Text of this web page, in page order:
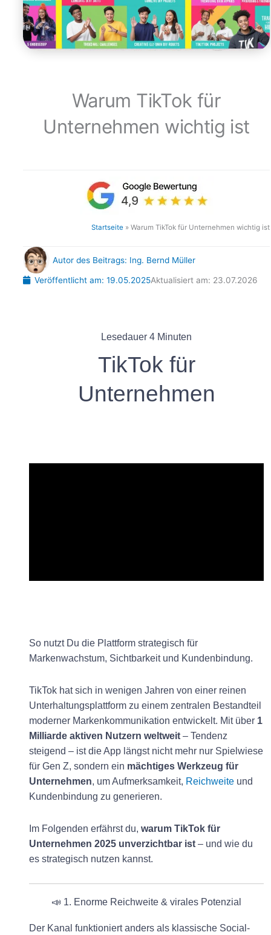
Warum TikTok für
Unternehmen wichtig ist
Startseite » Warum TikTok für Unternehmen wichtig ist
Autor des Beitrags: Ing. Bernd Müller
Veröffentlicht am: 19.05.2025Aktualisiert am: 23.07.2026
Lesedauer 4 Minuten
TikTok für
Unternehmen
So nutzt Du die Plattform strategisch für
Markenwachstum, Sichtbarkeit und Kundenbindung.
TikTok hat sich in wenigen Jahren von einer reinen
Unterhaltungsplattform zu einem zentralen Bestandteil
moderner Markenkommunikation entwickelt. Mit über 1
Milliarde aktiven Nutzern weltweit – Tendenz
steigend – ist die App längst nicht mehr nur Spielwiese
für Gen Z, sondern ein mächtiges Werkzeug für
Unternehmen, um Aufmerksamkeit, Reichweite und
Kundenbindung zu generieren.
Im Folgenden erfährst du, warum TikTok für
Unternehmen 2025 unverzichtbar ist – und wie du
es strategisch nutzen kannst.
📣 1. Enorme Reichweite & virales Potenzial
Der Kanal funktioniert anders als klassische Social-